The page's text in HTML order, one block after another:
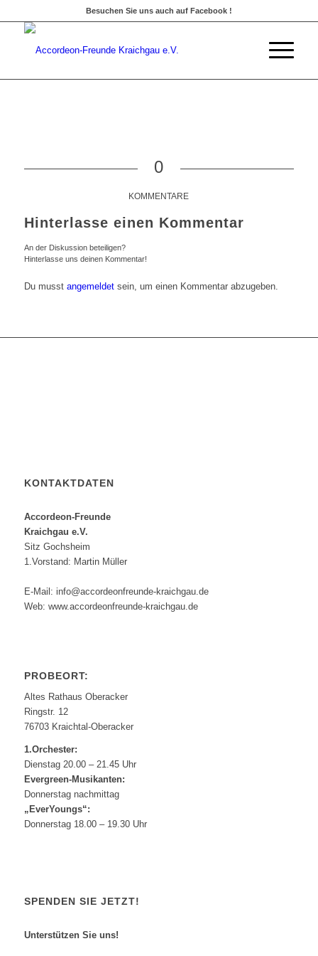
Besuchen Sie uns auch auf Facebook !
0
KOMMENTARE
Hinterlasse einen Kommentar
An der Diskussion beteiligen?
Hinterlasse uns deinen Kommentar!
Du musst angemeldetsein, um einen Kommentar abzugeben.
KONTAKTDATEN
Accordeon-Freunde
Kraichgau e.V.
Sitz Gochsheim
1.Vorstand: Martin Müller
E-Mail: info@accordeonfreunde-kraichgau.de
Web: www.accordeonfreunde-kraichgau.de
PROBEORT:
Altes Rathaus Oberacker
Ringstr. 12
76703 Kraichtal-Oberacker
1.Orchester:
Dienstag 20.00 – 21.45 Uhr
Evergreen-Musikanten:
Donnerstag nachmittag
„EverYoungs“:
Donnerstag 18.00 – 19.30 Uhr
SPENDEN SIE JETZT!
Unterstützen Sie uns!